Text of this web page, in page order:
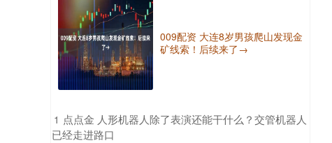
009配资 大连8岁男孩爬山发现金
矿线索！后续来了→
1 ​点点金 人形机器人除了表演还能干什么？交管机器人
已经走进路口